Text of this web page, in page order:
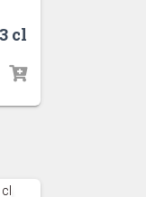
cl